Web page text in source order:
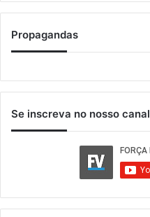
Propagandas
Se inscreva no nosso canal